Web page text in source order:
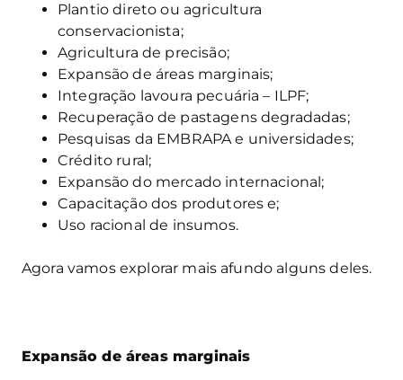
Plantio direto ou agricultura
conservacionista;
Agricultura de precisão;
Expansão de áreas marginais;
Integração lavoura pecuária – ILPF;
Recuperação de pastagens degradadas;
Pesquisas da EMBRAPA e universidades;
Crédito rural;
Expansão do mercado internacional;
Capacitação dos produtores e;
Uso racional de insumos.
Agora vamos explorar mais afundo alguns deles.
Expansão de áreas marginais